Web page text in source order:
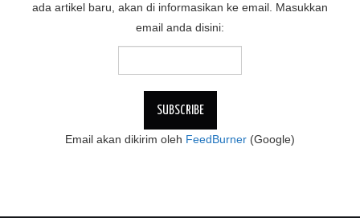
ada artikel baru, akan di informasikan ke email. Masukkan
email anda disini:
Email akan dikirim oleh FeedBurner (Google)